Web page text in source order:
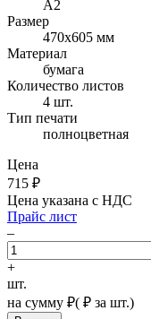
A2
Размер
470х605 мм
Материал
бумага
Количество листов
4 шт.
Тип печати
полноцветная
Цена
715 ₽
Цена указана с НДС
Прайс лист
–
+
шт.
на сумму ₽( ₽ за шт.)